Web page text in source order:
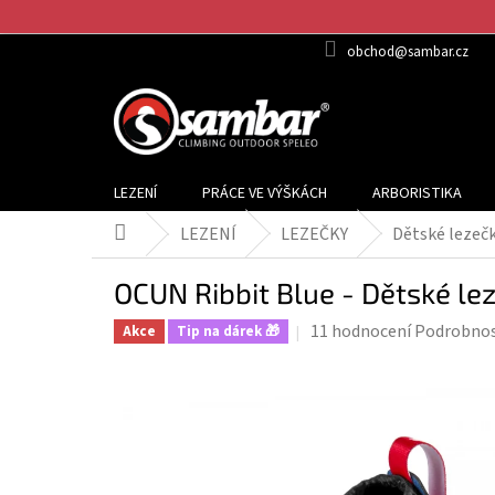
na
obchod@sambar.cz
LEZENÍ PRÁCE VE VÝŠKÁCH ARBORISTIKA
Domů LEZENÍ LEZEČKY Dětské
OCUN Ribbit Blue - Dětské
Akce Tip na dárek 🎁
Průměrné
11 hodnocení